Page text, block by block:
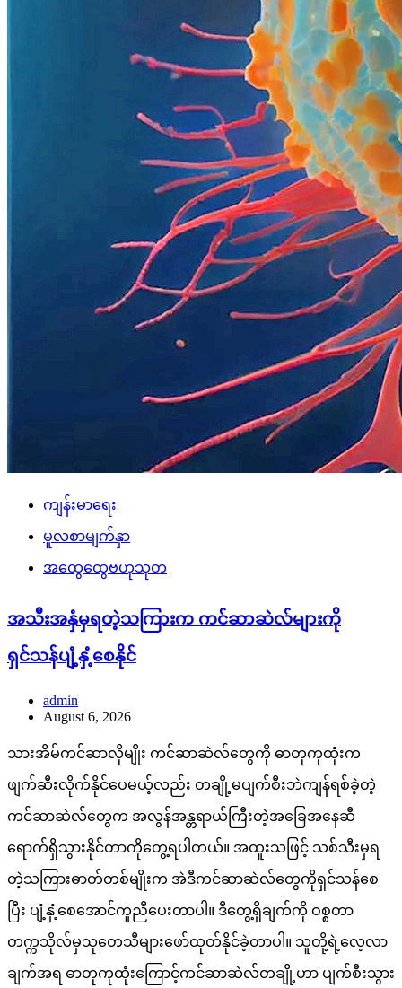
ကျန်းမာရေး
မူလစာမျက်နှာ
အထွေထွေဗဟုသုတ
အသီးအနှံမှရတဲ့သကြားက ကင်ဆာဆဲလ်များကို
ရှင်သန်ပျံ့နှံ့စေနိုင်
admin
August 6, 2026
သားအိမ်ကင်ဆာလိုမျိုး ကင်ဆာဆဲလ်တွေကို ဓာတုကုထုံးက
ဖျက်ဆီးလိုက်နိုင်ပေမယ့်လည်း တချို့မပျက်စီးဘဲကျန်ရစ်ခဲ့တဲ့
ကင်ဆာဆဲလ်တွေက အလွန်အန္တရာယ်ကြီးတဲ့အခြေအနေဆီ
ရောက်ရှိသွားနိုင်တာကိုတွေ့ရပါတယ်။ အထူးသဖြင့် သစ်သီးမှရ
တဲ့သကြားဓာတ်တစ်မျိုးက အဲဒီကင်ဆာဆဲလ်တွေကိုရှင်သန်စေ
ပြီး ပျံ့နှံ့စေအောင်ကူညီပေးတာပါ။ ဒီတွေ့ရှိချက်ကို ဝစ္စတာ
တက္ကသိုလ်မှသုတေသီများဖော်ထုတ်နိုင်ခဲ့တာပါ။ သူတို့ရဲ့လေ့လာ
ချက်အရ ဓာတုကုထုံးကြောင့်ကင်ဆာဆဲလ်တချို့ဟာ ပျက်စီးသွား